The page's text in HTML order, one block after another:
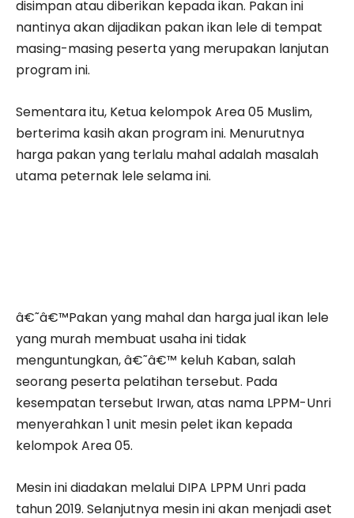
disimpan atau diberikan kepada ikan. Pakan ini
nantinya akan dijadikan pakan ikan lele di tempat
masing-masing peserta yang merupakan lanjutan
program ini.
Sementara itu, Ketua kelompok Area 05 Muslim,
berterima kasih akan program ini. Menurutnya
harga pakan yang terlalu mahal adalah masalah
utama peternak lele selama ini.
â€˜â€™Pakan yang mahal dan harga jual ikan lele
yang murah membuat usaha ini tidak
menguntungkan, â€˜â€™ keluh Kaban, salah
seorang peserta pelatihan tersebut. Pada
kesempatan tersebut Irwan, atas nama LPPM-Unri
menyerahkan 1 unit mesin pelet ikan kepada
kelompok Area 05.
Mesin ini diadakan melalui DIPA LPPM Unri pada
tahun 2019. Selanjutnya mesin ini akan menjadi aset